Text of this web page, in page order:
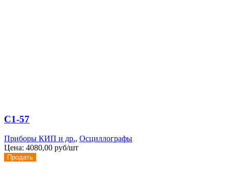
С1-57
Приборы КИП и др., Осциллографы
Цена: 4080,00 руб/шт
Продать